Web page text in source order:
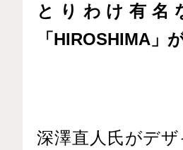
とりわけ有名
「HIROSHIMA」
深澤直人氏がデ